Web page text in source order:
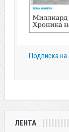
Подписка на
ЛЕНТА